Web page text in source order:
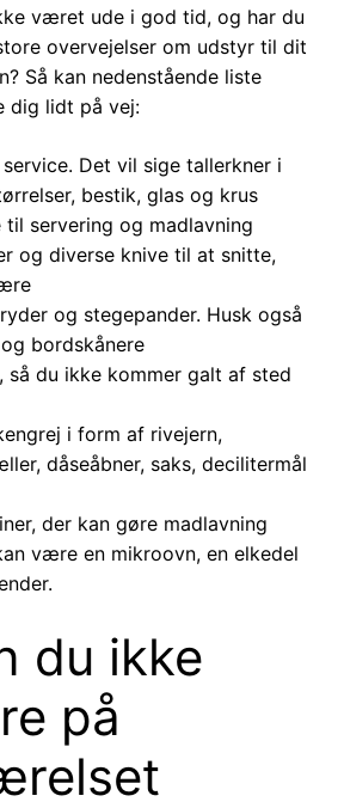
været ude i god tid, og har du
overvejelser om udstyr til dit
Så kan nedenstående liste
dig lidt på vej:
Det vil sige tallerkner i
bestik, glas og krus
til servering og madlavning
og diverse knive til at snitte,
og stegepander. Husk også
bordskånere
så du ikke kommer galt af sted
i form af rivejern,
dåseåbner, saks, decilitermål
der kan gøre madlavning
være en mikroovn, en elkedel
du ikke
på